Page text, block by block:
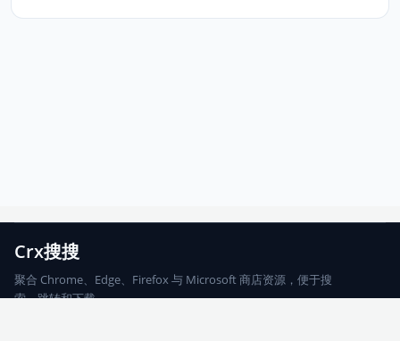
Crx搜搜
聚合 Chrome、Edge、Firefox 与 Microsoft 商店资源，便于搜
索、跳转和下载。